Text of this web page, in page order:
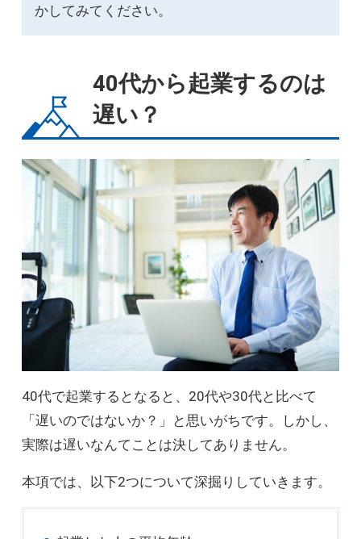
かしてみてください。
40代から起業するのは
遅い？
40代で起業するとなると、20代や30代と比べて
「遅いのではないか？」と思いがちです。しかし、
実際は遅いなんてことは決してありません。
本項では、以下2つについて深掘りしていきます。